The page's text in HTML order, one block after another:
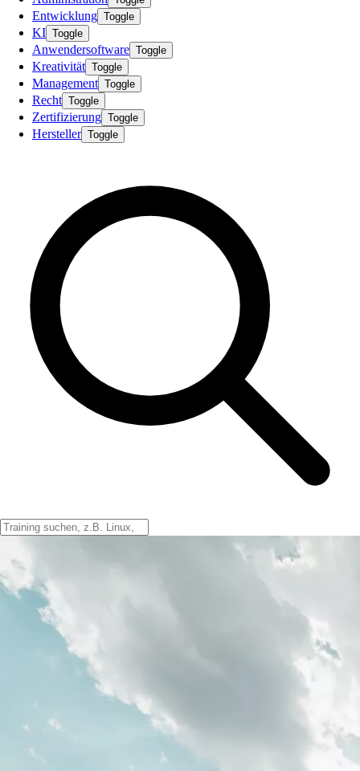
Entwicklung Toggle
KI Toggle
Anwendersoftware Toggle
Kreativität Toggle
Management Toggle
Recht Toggle
Zertifizierung Toggle
Hersteller Toggle